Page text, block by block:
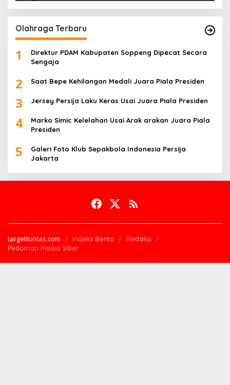
Olahraga Terbaru
1
Direktur PDAM Kabupaten Soppeng Dipecat Secara
Sengaja
2 Saat Bepe Kehilangan Medali Juara Piala Presiden
3 Jersey Persija Laku Keras Usai Juara Piala Presiden
4
Marko Simic Kelelahan Usai Arak arakan Juara Piala
Presiden
5
Galeri Foto Klub Sepakbola Indonesia Persija
Jakarta
targettuntas.com Indeks Berita
Redaksi
Pedoman Media Siber